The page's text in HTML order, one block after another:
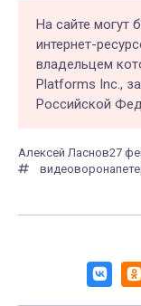
На сайте могут
интернет-
владельцем
Platforms Inc.,
Российской
Алексей Ласнов27
видеоворона